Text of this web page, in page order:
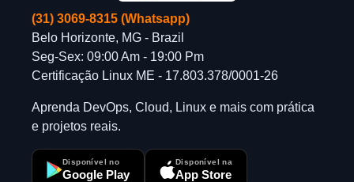
(31) 3069-8315 (Whatsapp)
Belo Horizonte, MG - Brazil
Seg-Sex: 09:00 Am - 19:00 Pm
Certificação Linux ME - 17.803.378/0001-26
Aprenda DevOps, Cloud, Linux e mais com prática
e projetos reais.
Disponível no
Google Play
Disponível na
App Store